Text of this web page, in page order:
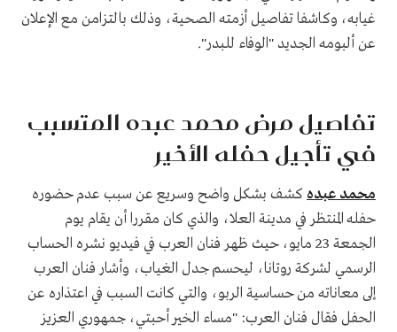
غيابه، وكاشفا تفاصيل أزمته الصحية، وذلك بالتزامن مع الإعلان
عن ألبومه الجديد "الوفاء للبدر".
تفاصيل مرض محمد عبده المتسبب
في تأجيل حفله الأخير
محمد عبده كشف بشكل واضح وسريع عن سبب عدم حضوره
حفله المنتظر في مدينة العلا، والذي كان مقررا أن يقام يوم
الجمعة 23 مايو، حيث ظهر فنان العرب في فيديو نشره الحساب
الرسمي لشركة روتانا، ليحسم جدل الغياب، وأشار فنان العرب
إلى معاناته من حساسية الربو، والتي كانت السبب في اعتذاره عن
الحفل فقال فنان العرب: "مساء الخير أحبتي، جمهوري العزيز